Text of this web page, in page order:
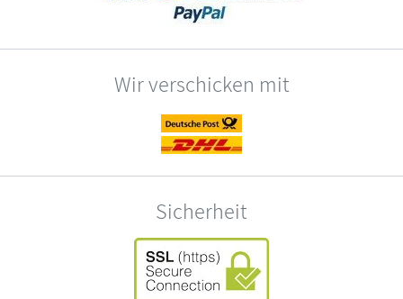
Wir verschicken mit
Sicherheit